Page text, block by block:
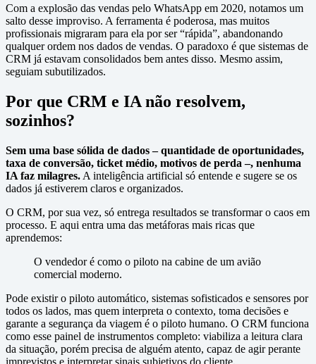
Com a explosão das vendas pelo WhatsApp em 2020, notamos um
salto desse improviso. A ferramenta é poderosa, mas muitos
profissionais migraram para ela por ser “rápida”, abandonando
qualquer ordem nos dados de vendas. O paradoxo é que sistemas de
CRM já estavam consolidados bem antes disso. Mesmo assim,
seguiam subutilizados.
Por que CRM e IA não resolvem,
sozinhos?
Sem uma base sólida de dados – quantidade de oportunidades,
taxa de conversão, ticket médio, motivos de perda –, nenhuma
IA faz milagres. A inteligência artificial só entende e sugere se os
dados já estiverem claros e organizados.
O CRM, por sua vez, só entrega resultados se transformar o caos em
processo. E aqui entra uma das metáforas mais ricas que
aprendemos:
O vendedor é como o piloto na cabine de um avião
comercial moderno.
Pode existir o piloto automático, sistemas sofisticados e sensores por
todos os lados, mas quem interpreta o contexto, toma decisões e
garante a segurança da viagem é o piloto humano. O CRM funciona
como esse painel de instrumentos completo: viabiliza a leitura clara
da situação, porém precisa de alguém atento, capaz de agir perante
imprevistos e interpretar sinais subjetivos do cliente.